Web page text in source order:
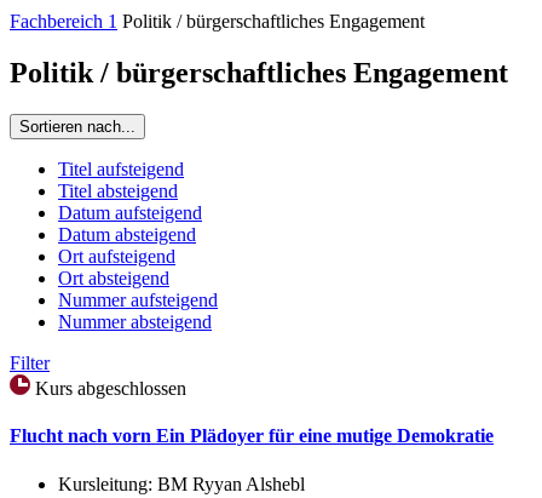
Fachbereich 1 Politik / bürgerschaftliches Engagement
Politik / bürgerschaftliches Engagement
Sortieren nach...
Titel aufsteigend
Titel absteigend
Datum aufsteigend
Datum absteigend
Ort aufsteigend
Ort absteigend
Nummer aufsteigend
Nummer absteigend
Filter
Kurs abgeschlossen
Flucht nach vorn Ein Plädoyer für eine mutige Demokratie
Kursleitung: BM Ryyan Alshebl